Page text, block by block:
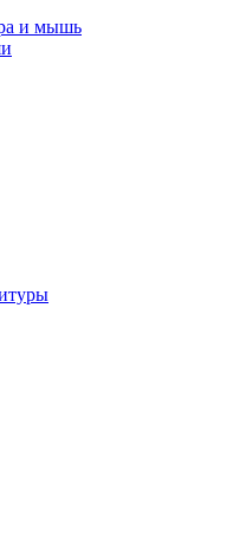
и мышь